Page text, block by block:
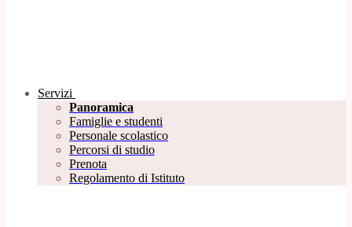
Servizi
Panoramica
Famiglie e studenti
Personale scolastico
Percorsi di studio
Prenota
Regolamento di Istituto